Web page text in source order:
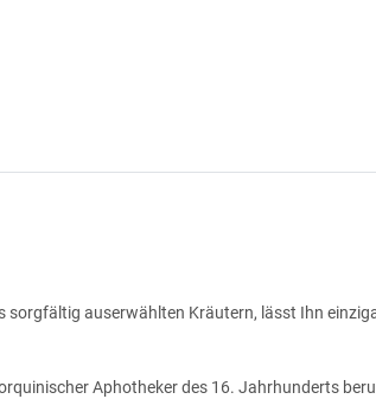
auserwählten Kräutern, lässt Ihn
Aphotheker des 16. Jahrhunderts